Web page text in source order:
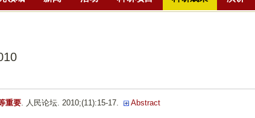
重要. 人民论坛. 2010;(11):15-17. Abstract